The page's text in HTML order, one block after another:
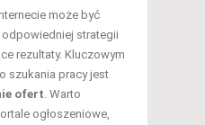
może być
odpowiedniej strategii
rezultaty. Kluczowym
szukania pracy jest
ofert . Warto
ogłoszeniowe,